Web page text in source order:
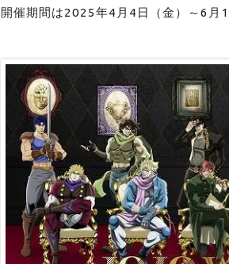
開催期間は2025年4月4日（金）～6月1